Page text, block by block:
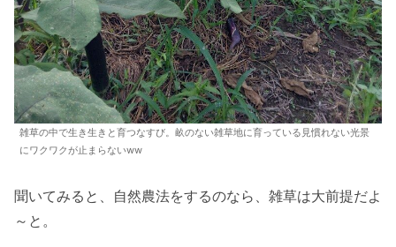
雑草の中で生き生きと育つなすび。畝のない雑草地に育っている見慣れない光景
にワクワクが止まらないww
聞いてみると、自然農法をするのなら、雑草は大前提だよ
～と。